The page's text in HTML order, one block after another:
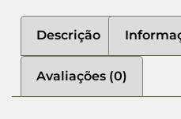
Descrição
Avaliações (0)